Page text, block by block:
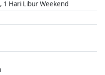
1 Hari Libur Weekend